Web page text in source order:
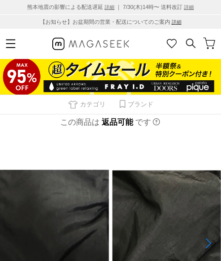
熊本地震の影響による配送遅延 詳細 ｜ 7/30(木)14時〜 送料改訂 詳細
【お知らせ】お盆期間の営業・配送についてのご案内 詳細
カテゴリ ブランド
この商品は 返品可能 です